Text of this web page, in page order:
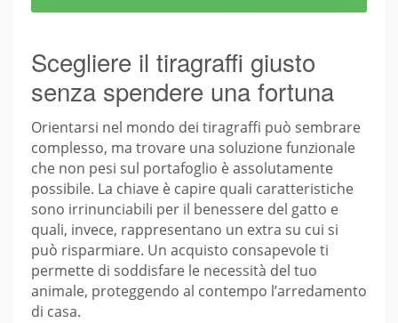
Scegliere il tiragraffi giusto
senza spendere una fortuna
Orientarsi nel mondo dei tiragraffi può sembrare
complesso, ma trovare una soluzione funzionale
che non pesi sul portafoglio è assolutamente
possibile. La chiave è capire quali caratteristiche
sono irrinunciabili per il benessere del gatto e
quali, invece, rappresentano un extra su cui si
può risparmiare. Un acquisto consapevole ti
permette di soddisfare le necessità del tuo
animale, proteggendo al contempo l’arredamento
di casa.